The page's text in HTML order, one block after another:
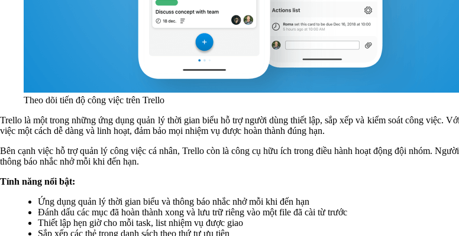
Theo dõi tiến độ công việc trên Trello
Trello là một trong những ứng dụng quản lý thời gian biểu hỗ trợ người dùng thiết lập, sắp xếp và kiểm soát công việc.
việc một cách dễ dàng và linh hoạt, đảm bảo mọi nhiệm vụ được hoàn thành đúng hạn.
Bên cạnh việc hỗ trợ quản lý công việc cá nhân, Trello còn là công cụ hữu ích trong điều hành hoạt động đội nhóm.
thông báo nhắc nhở mỗi khi đến hạn.
Tính năng nổi bật:
Ứng dụng quản lý thời gian biểu và thông báo nhắc nhở mỗi khi đến hạn
Đánh dấu các mục đã hoàn thành xong và lưu trữ riêng vào một file đã cài từ trước
Thiết lập hẹn giờ cho mỗi task, list nhiệm vụ được giao
Sắp xếp các thẻ trong danh sách theo thứ tự ưu tiên